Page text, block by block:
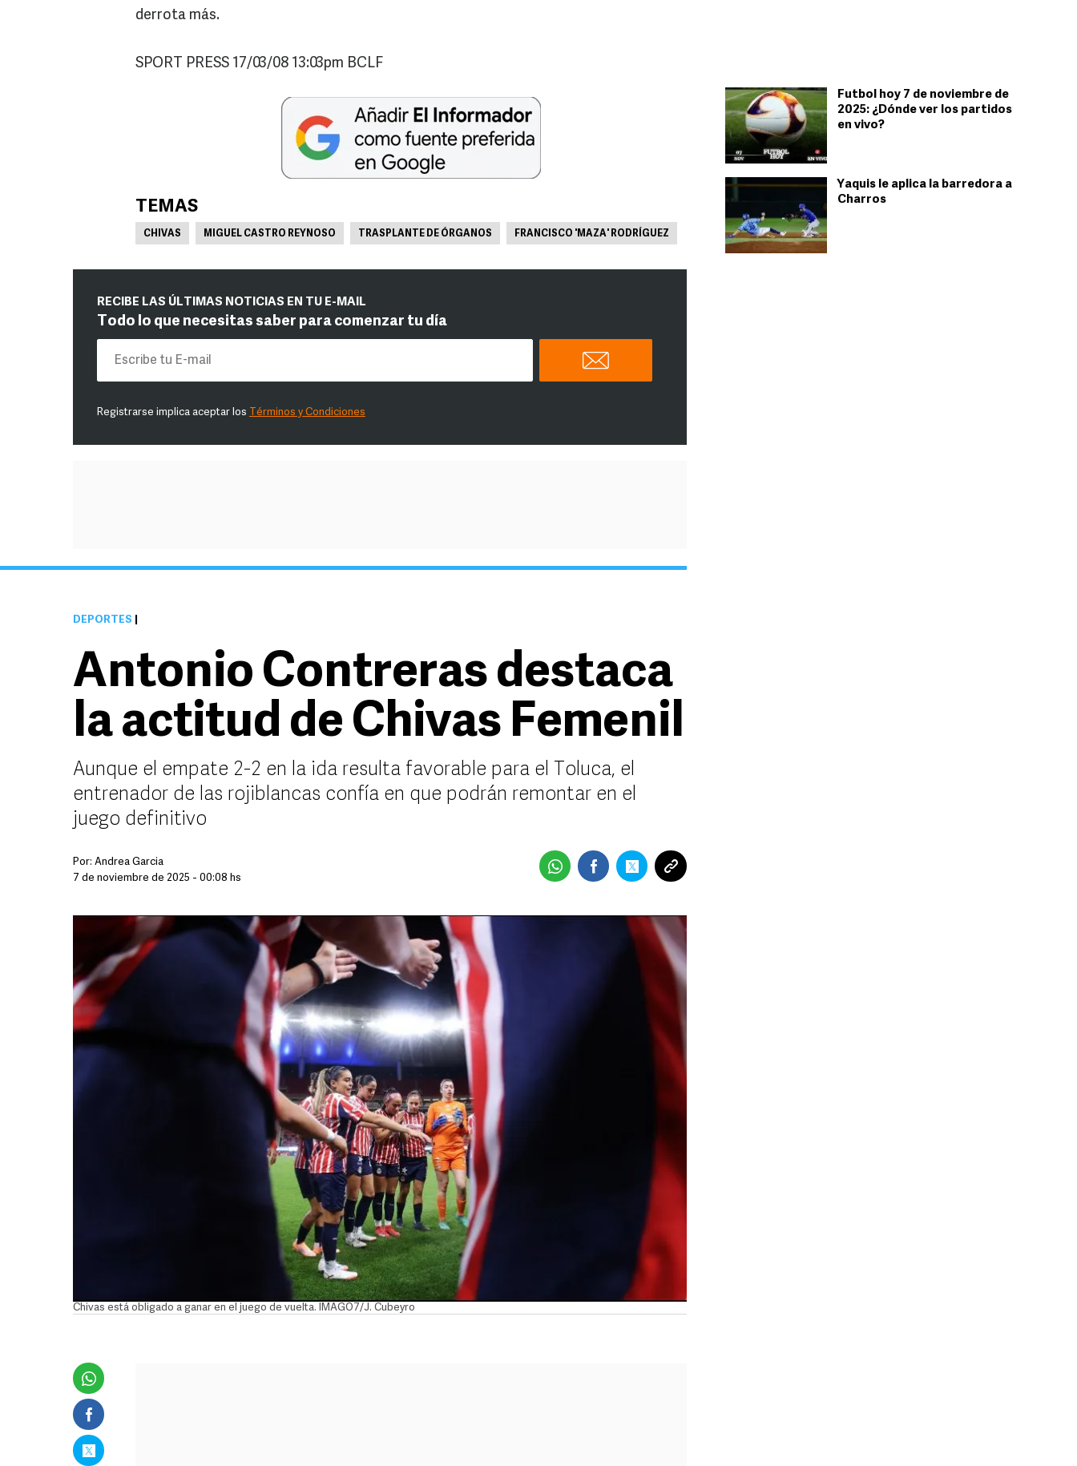
Futbol hoy 7 de noviembre de
2025: ¿Dónde ver los partidos
en vivo?
Yaquis le aplica la barredora a
Charros
derrota más.
SPORT PRESS 17/03/08 13:03pm BCLF
TEMAS
CHIVAS MIGUEL CASTRO REYNOSO TRASPLANTE DE ÓRGANOS FRANCISCO 'MAZA' RODRÍGUEZ
RECIBE LAS ÚLTIMAS NOTICIAS EN TU E-MAIL
Todo lo que necesitas saber para comenzar tu día
Registrarse implica aceptar los Términos y Condiciones
DEPORTES
Antonio Contreras destaca
la actitud de Chivas Femenil
Aunque el empate 2-2 en la ida resulta favorable para el Toluca, el
entrenador de las rojiblancas confía en que podrán remontar en el
juego definitivo
Por: Andrea Garcia
7 de noviembre de 2025 - 00:08 hs
Chivas está obligado a ganar en el juego de vuelta. IMAGO7/J. Cubeyro